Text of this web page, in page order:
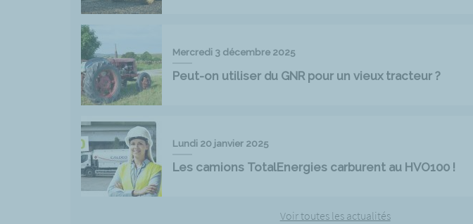
Mercredi 3 décembre 2025
Peut-on utiliser du GNR pour un vieux tracteur ?
Lundi 20 janvier 2025
Les camions TotalEnergies carburent au HVO100 !
Voir toutes les actualités